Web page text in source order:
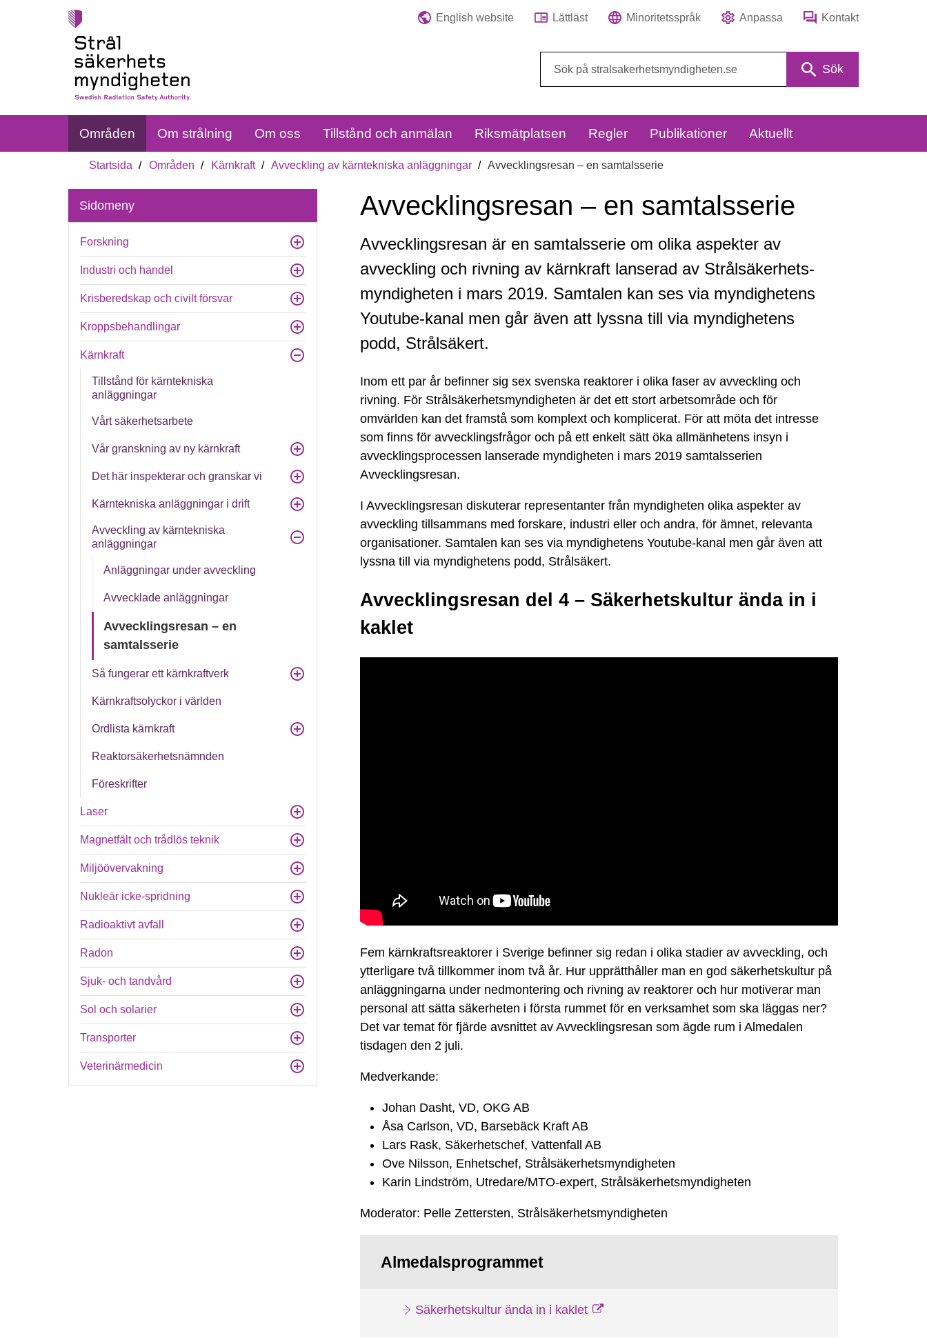
English website Lättläst Minoritetsspråk Anpassa Kontakt
Sök
Områden Om strålning Om oss Tillstånd och anmälan Riksmätplatsen Regler Publikationer Aktuellt
Startsida Områden Kärnkraft Avveckling av kärntekniska anläggningar Avvecklingsresan – en samtalsserie
Sidomeny
Forskning
Industri och handel
Krisberedskap och civilt försvar
Kroppsbehandlingar
Kärnkraft
Tillstånd för kärntekniska
anläggningar
Vårt säkerhetsarbete
Vår granskning av ny kärnkraft
Det här inspekterar och granskar vi
Kärntekniska anläggningar i drift
Avveckling av kärntekniska
anläggningar
Anläggningar under avveckling
Avvecklade anläggningar
Avvecklingsresan – en
samtalsserie
Så fungerar ett kärnkraftverk
Kärnkraftsolyckor i världen
Ordlista kärnkraft
Reaktorsäkerhetsnämnden
Föreskrifter
Laser
Magnetfält och trådlös teknik
Miljöövervakning
Nukleär icke-spridning
Radioaktivt avfall
Radon
Sjuk- och tandvård
Sol och solarier
Transporter
Veterinärmedicin
Avvecklingsresan – en samtalsserie
Avvecklingsresan
–
en
samtalsserie
Avvecklingsresan är en samtalsserie om olika aspekter av
avveckling och rivning av kärnkraft lanserad av Strål­säkerhets­
myndig­heten i mars 2019. Samtalen kan ses via myndighetens
Youtube-kanal men går även att lyssna till via myndighetens
podd, Strålsäkert.
Inom ett par år befinner sig sex svenska reaktorer i olika faser av avveckling och
rivning. För Strålsäkerhetsmyndigheten är det ett stort arbetsområde och för
omvärlden kan det framstå som komplext och komplicerat. För att möta det intresse
som finns för avvecklingsfrågor och på ett enkelt sätt öka allmänhetens insyn i
avvecklingsprocessen lanserade myndigheten i mars 2019 samtalsserien
Avvecklingsresan.
I Avvecklingsresan diskuterar representanter från myndigheten olika aspekter av
avveckling tillsammans med forskare, industri eller och andra, för ämnet, relevanta
organisationer. Samtalen kan ses via myndighetens Youtube-kanal men går även att
lyssna till via myndighetens podd, Strålsäkert.
Avvecklingsresan del 4 – Säkerhetskultur ända in i
kaklet
Fem kärnkraftsreaktorer i Sverige befinner sig redan i olika stadier av avveckling, och
ytterligare två tillkommer inom två år. Hur upprätthåller man en god säkerhetskultur på
anläggningarna under nedmontering och rivning av reaktorer och hur motiverar man
personal att sätta säkerheten i första rummet för en verksamhet som ska läggas ner?
Det var temat för fjärde avsnittet av Avvecklingsresan som ägde rum i Almedalen
tisdagen den 2 juli.
Medverkande:
Johan Dasht, VD, OKG AB
Åsa Carlson, VD, Barsebäck Kraft AB
Lars Rask, Säkerhetschef, Vattenfall AB
Ove Nilsson, Enhetschef, Strålsäkerhetsmyndigheten
Karin Lindström, Utredare/MTO-expert, Strålsäkerhetsmyndigheten
Moderator: Pelle Zettersten, Strålsäkerhetsmyndigheten
Almedalsprogrammet
Säkerhetskultur ända in i kaklet